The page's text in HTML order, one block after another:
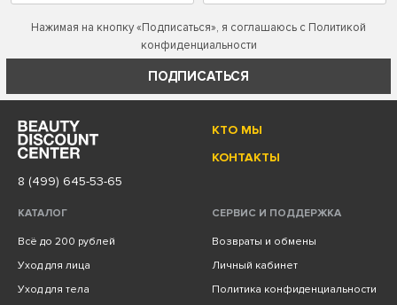
Нажимая на кнопку «Подписаться», я соглашаюсь с Политикой
конфиденциальности
ПОДПИСАТЬСЯ
КТО МЫ
КОНТАКТЫ
8 (499) 645-53-65
КАТАЛОГ
Всё до 200 рублей
Уход для лица
Уход для тела
СЕРВИС И ПОДДЕРЖКА
Возвраты и обмены
Личный кабинет
Политика конфиденциальности